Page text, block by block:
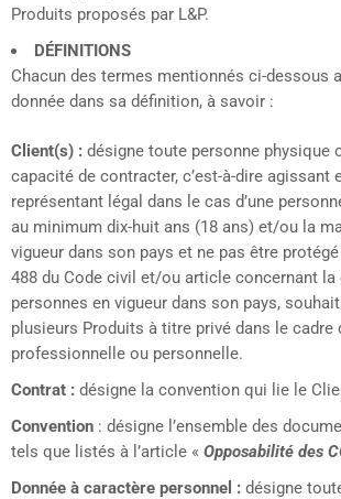
Produits proposés par L&P.
DÉFINITIONS
Chacun des termes mentionnés ci-dessous
donnée dans sa définition, à savoir :
Client(s) : désigne toute personne physique
capacité de contracter, c’est-à-dire agissant
représentant légal dans le cas d’une
au minimum dix-huit ans (18 ans) et/ou la
vigueur dans son pays et ne pas être
488 du Code civil et/ou article concernant la
personnes en vigueur dans son pays,
plusieurs Produits à titre privé dans le cadre
professionnelle ou personnelle.
Contrat : désigne la convention qui lie le
Convention : désigne l’ensemble des
tels que listés à l’article « Opposabilité des
Donnée à caractère personnel : désigne